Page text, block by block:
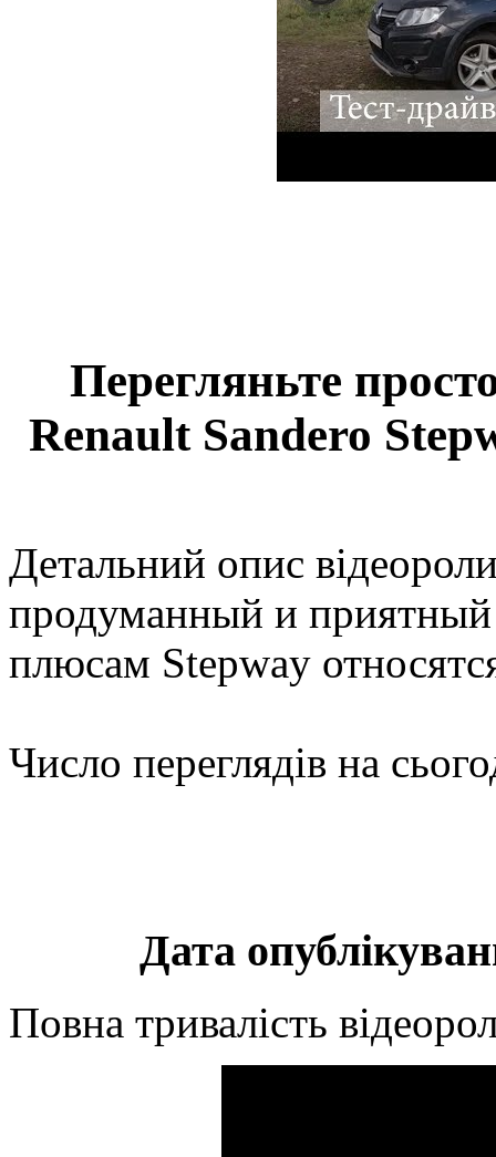
Перегляньте
Renault Sandero
Детальний опис
продуманный и
плюсам Stepway
Число переглядів на
Дата
Повна тривалість